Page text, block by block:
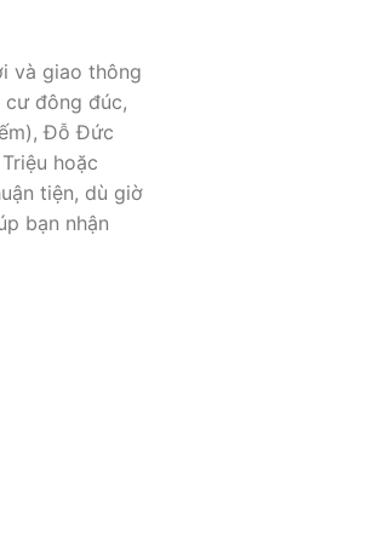
và giao thông
đông đúc,
Đỗ Đức
hoặc
tiện, dù giờ
bạn nhận